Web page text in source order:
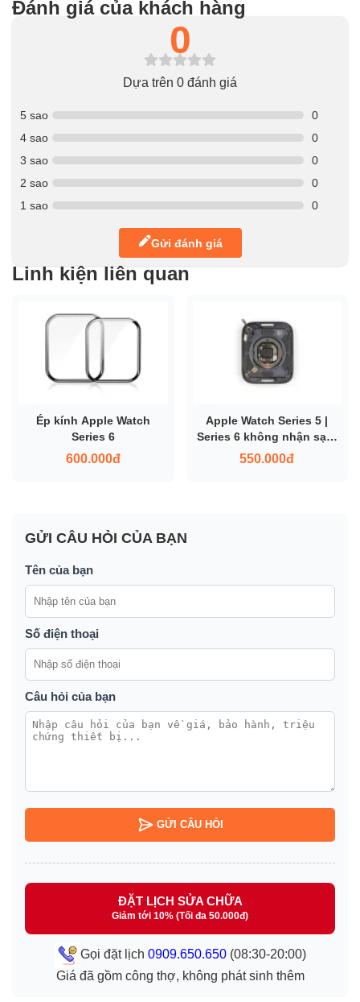
Đánh giá của khách hàng
0
Dựa trên 0 đánh giá
5 sao
0
4 sao
0
3 sao
0
2 sao
0
1 sao
0
Gửi đánh giá
Linh kiện liên quan
Ép kính Apple Watch
Series 6
600.000đ
Apple Watch Series 5 |
Series 6 không nhận sạc:
khi nào cần thay đế sạc?
550.000đ
GỬI CÂU HỎI CỦA BẠN
Tên của bạn
Số điện thoại
Câu hỏi của bạn
GỬI CÂU HỎI
ĐẶT LỊCH SỬA CHỮA
Giảm tới 10% (Tối đa 50.000đ)
Gọi đặt lịch 0909.650.650(08:30-20:00)
Giá đã gồm công thợ, không phát sinh thêm